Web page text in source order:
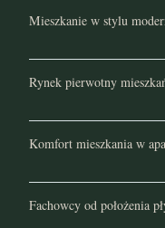
Mieszkanie w stylu
Rynek pierwotny
Komfort mieszkania w
Fachowcy od położenia